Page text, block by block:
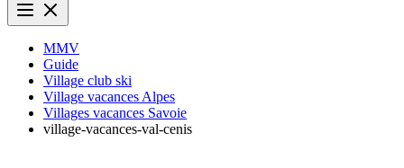
Bouton menu
MMV
Guide
Village club ski
Village vacances Alpes
Villages vacances Savoie
village-vacances-val-cenis